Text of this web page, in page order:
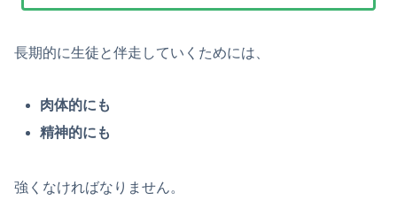
長期的に生徒と伴走していくためには、
肉体的にも
精神的にも
強くなければなりません。